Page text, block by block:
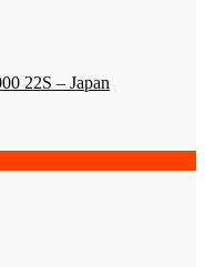
22S – Japan